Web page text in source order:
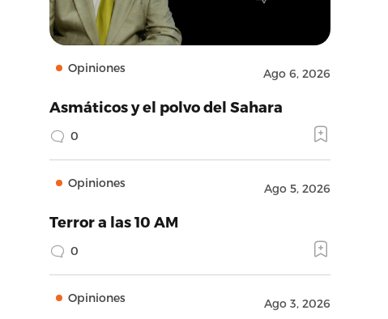
Opiniones Ago 6, 2026
Asmáticos y el polvo del Sahara
0
Opiniones Ago 5, 2026
Terror a las 10 AM
0
Opiniones Ago 3, 2026